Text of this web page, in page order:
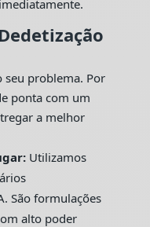
seu problema. Por
ponta com um
a melhor
Utilizamos
São formulações
alto poder